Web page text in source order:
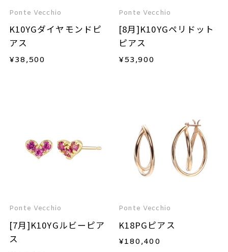
Ponte Vecchio
K10YGダイヤモンドピ
アス
¥38,500
Ponte Vecchio
[8月]K10YGペリドット
ピアス
¥53,900
Ponte Vecchio
[7月]K10YGルビーピア
ス
Ponte Vecchio
K18PGピアス
¥180,400